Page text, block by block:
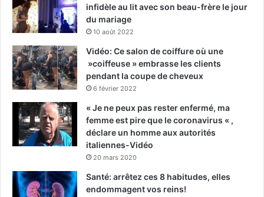
infidèle au lit avec son beau-frère le jour
du mariage
10 août 2022
Vidéo: Ce salon de coiffure où une
»coiffeuse » embrasse les clients
pendant la coupe de cheveux
6 février 2022
« Je ne peux pas rester enfermé, ma
femme est pire que le coronavirus « ,
déclare un homme aux autorités
italiennes-Vidéo
20 mars 2020
Santé: arrêtez ces 8 habitudes, elles
endommagent vos reins!